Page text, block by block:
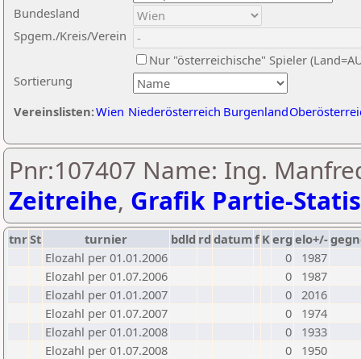
Sortierung
Bundesland
Spgem./Kreis/Verein
Nur "österreichische" Spieler
Vereinslisten:Wien Niederösterreich Burgenland
Pnr:107407 Name: Ing.
Zeitreihe, Grafik Partie-
tnrSt turnier bdld rd datumf Kerg elo+/-
Elozahl per 01.01.2006
0
1987
Elozahl per 01.07.2006
0
1987
Elozahl per 01.01.2007
0 2016
Elozahl per 01.07.2007
0
1974
Elozahl per 01.01.2008
0
1933
Elozahl per 01.07.2008
0
1950